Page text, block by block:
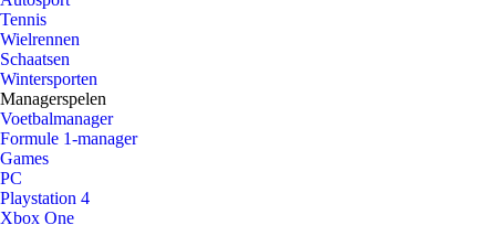
Tennis
Wielrennen
Schaatsen
Wintersporten
Managerspelen
Voetbalmanager
Formule 1-manager
Games
PC
Playstation 4
Xbox One